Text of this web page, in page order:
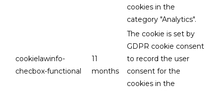
cookies in the
category "Analytics".
cookielawinfo-
checbox-functional
11
months
The cookie is set by
GDPR cookie consent
to record the user
consent for the
cookies in the